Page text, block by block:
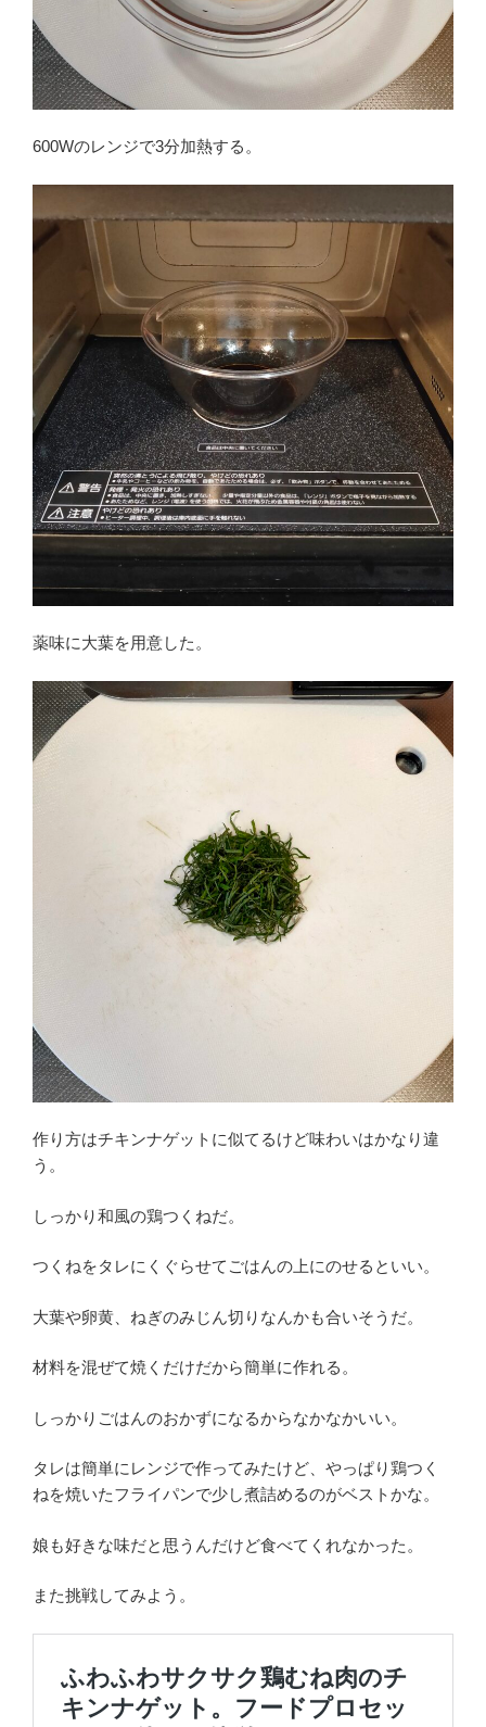
600Wのレンジで3分加熱する。
薬味に大葉を用意した。
作り方はチキンナゲットに似てるけど味わいはかなり違
う。
しっかり和風の鶏つくねだ。
つくねをタレにくぐらせてごはんの上にのせるといい。
大葉や卵黄、ねぎのみじん切りなんかも合いそうだ。
材料を混ぜて焼くだけだから簡単に作れる。
しっかりごはんのおかずになるからなかなかいい。
タレは簡単にレンジで作ってみたけど、やっぱり鶏つく
ねを焼いたフライパンで少し煮詰めるのがベストかな。
娘も好きな味だと思うんだけど食べてくれなかった。
また挑戦してみよう。